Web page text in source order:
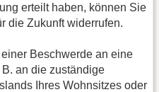
erteilt haben, können Sie
die Zukunft widerrufen.
Beschwerde an eine
an die zuständige
Ihres Wohnsitzes oder